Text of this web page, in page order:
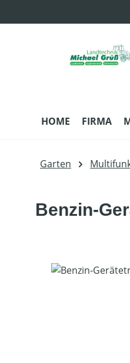
HOME FIRMA
Garten
Benzin-
Bildergalerie